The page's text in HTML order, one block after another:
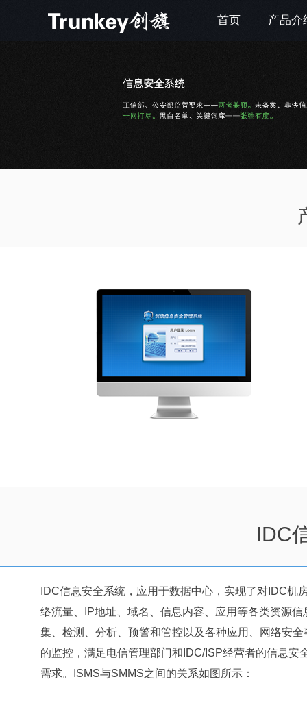
首页 产品介
IDC
IDC信息安全系统，应用于数据中心，实现了对IDC机
络流量、IP地址、域名、信息内容、应用等各类资源信
集、检测、分析、预警和管控以及各种应用、网络安全
的监控，满足电信管理部门和IDC/ISP经营者的信息安
需求。ISMS与SMMS之间的关系如图所示：